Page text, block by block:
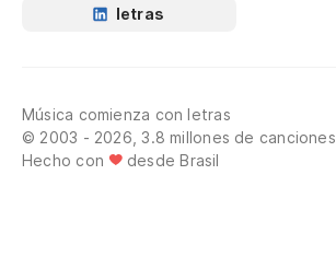
letras
Música comienza con letras
© 2003 - 2026, 3.8 millones de canciones
Hecho con
desde Brasil